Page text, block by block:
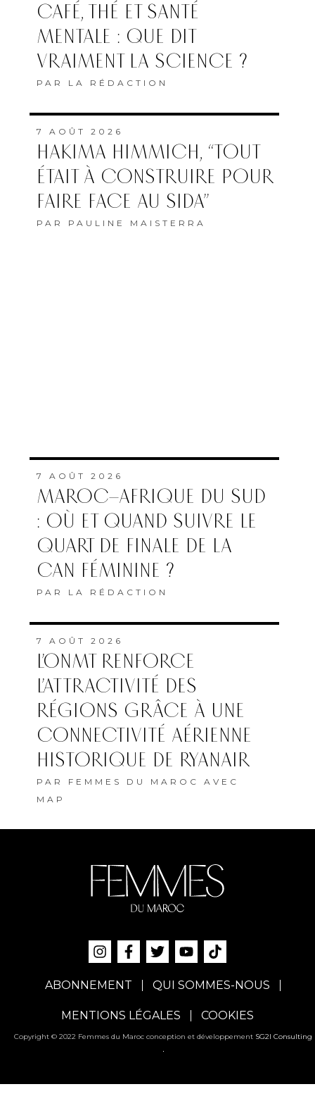
CAFÉ, THÉ ET SANTÉ
MENTALE : QUE DIT
VRAIMENT LA SCIENCE ?
PAR LA RÉDACTION
7 AOÛT 2026
HAKIMA HIMMICH, “TOUT
ÉTAIT À CONSTRUIRE POUR
FAIRE FACE AU SIDA”
PAR PAULINE MAISTERRA
7 AOÛT 2026
MAROC–AFRIQUE DU SUD
: OÙ ET QUAND SUIVRE LE
QUART DE FINALE DE LA
CAN FÉMININE ?
PAR LA RÉDACTION
7 AOÛT 2026
L’ONMT RENFORCE
L’ATTRACTIVITÉ DES
RÉGIONS GRÂCE À UNE
CONNECTIVITÉ AÉRIENNE
HISTORIQUE DE RYANAIR
PAR FEMMES DU MAROC AVEC
MAP
ABONNEMENT QUI SOMMES-NOUS
MENTIONS LÉGALES COOKIES
Copyright © 2022 Femmes du Maroc conception et développement SG2I Consulting